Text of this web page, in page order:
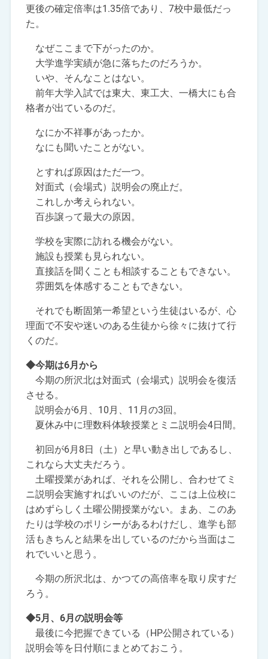
更後の確定倍率は1.35倍であり、7校中最低だっ
た。
なぜここまで下がったのか。
大学進学実績が急に落ちたのだろうか。
いや、そんなことはない。
前年大学入試では東大、東工大、一橋大にも合
格者が出ているのだ。
なにか不祥事があったか。
なにも聞いたことがない。
とすれば原因はただ一つ。
対面式（会場式）説明会の廃止だ。
これしか考えられない。
百歩譲って最大の原因。
学校を実際に訪れる機会がない。
施設も授業も見られない。
直接話を聞くことも相談することもできない。
雰囲気を体感することもできない。
それでも断固第一希望という生徒はいるが、心
理面で不安や迷いのある生徒から徐々に抜けて行
くのだ。
◆今期は6月から
今期の所沢北は対面式（会場式）説明会を復活
させる。
説明会が6月、10月、11月の3回。
夏休み中に理数科体験授業とミニ説明会4日間。
初回が6月8日（土）と早い動き出しであるし、
これなら大丈夫だろう。
土曜授業があれば、それを公開し、合わせてミ
ニ説明会実施すればいいのだが、ここは上位校に
はめずらしく土曜公開授業がない。まあ、このあ
たりは学校のポリシーがあるわけだし、進学も部
活もきちんと結果を出しているのだから当面はこ
れでいいと思う。
今期の所沢北は、かつての高倍率を取り戻すだ
ろう。
◆5月、6月の説明会等
最後に今把握できている（HP公開されている）
説明会等を日付順にまとめておこう。